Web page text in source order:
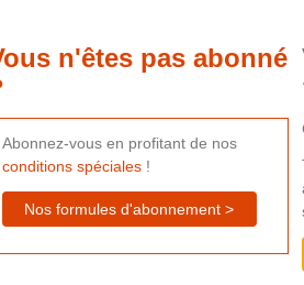
aide supplémentaire.
Pas pour vélos en leasing
Ce document n'est pas disponible dans
n'êtes pas abonné
Abonnez-vous en profitant de nos
conditions spéciales!
Nos formules d'abonnement >